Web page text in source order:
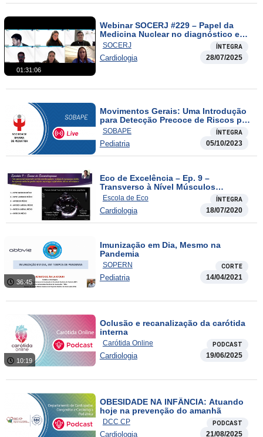
01:31:06
Webinar SOCERJ #229 – Papel da
Medicina Nuclear no diagnóstico e
acompanhamento das
cardiomiopatias
SOCERJ ÍNTEGRA
Cardiologia 28/07/2025
Movimentos Gerais: Uma Introdução
para Detecção Precoce de Riscos para
o Desenvolvimento do Bebê
SOBAPE ÍNTEGRA
Pediatria 05/10/2023
Eco de Excelência – Ep. 9 –
Transverso à Nível Músculos
Papilares
Escola de Eco ÍNTEGRA
Cardiologia 18/07/2020
36:45
Imunização em Dia, Mesmo na
Pandemia
SOPERN CORTE
Pediatria 14/04/2021
10:19
Oclusão e recanalização da carótida
interna
Carótida Online PODCAST
Cardiologia 19/06/2025
OBESIDADE NA INFÂNCIA: Atuando
hoje na prevenção do amanhã
DCC CP PODCAST
Cardiologia 21/08/2025